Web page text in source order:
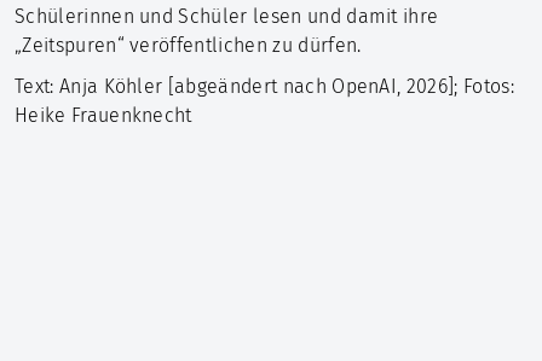
Schülerinnen und Schüler lesen und damit ihre
„Zeitspuren“ veröffentlichen zu dürfen.
Text: Anja Köhler [abgeändert nach OpenAI, 2026]; Fotos:
Heike Frauenknecht